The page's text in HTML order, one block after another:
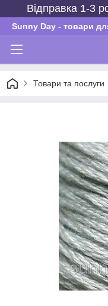
Відправка 1-3
Sunny Day - товари
Товари та послуги